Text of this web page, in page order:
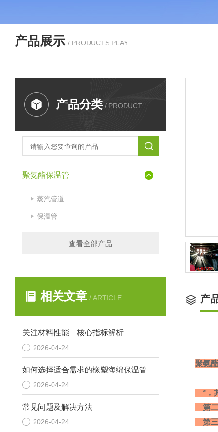
产品展示 / PRODUCTS PLAY
产品分类 / PRODUCT
聚氨酯保温管
蒸汽管道
保温管
查看全部产品
相关文章 / ARTICLE
关注材料性能：核心指标解析
2026-04-24
如何选择适合需求的橡塑海绵保温管
2026-04-24
常见问题及解决方法
2026-04-24
产
聚氨
*，
第二
第三